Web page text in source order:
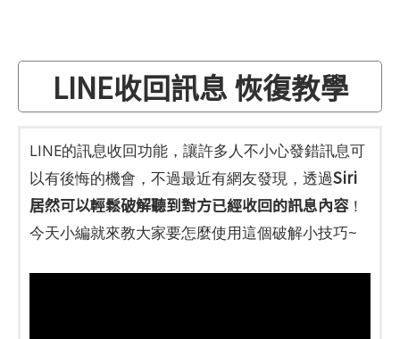
LINE收回訊息 恢復教學
LINE的訊息收回功能，讓許多人不小心發錯訊息可
以有後悔的機會，不過最近有網友發現，透過Siri
居然可以輕鬆破解聽到對方已經收回的訊息內容！
今天小編就來教大家要怎麼使用這個破解小技巧~